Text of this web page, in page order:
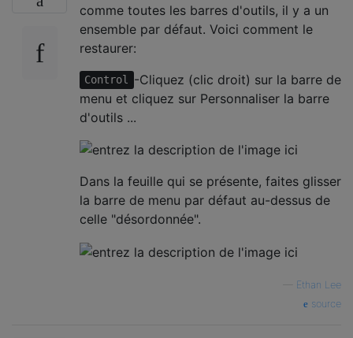
comme toutes les barres d'outils, il y a un
ensemble par défaut. Voici comment le
restaurer:
Control -Cliquez (clic droit) sur la barre de
menu et cliquez sur Personnaliser la barre
d'outils ...
Dans la feuille qui se présente, faites glisser
la barre de menu par défaut au-dessus de
celle "désordonnée".
Ethan Lee
source